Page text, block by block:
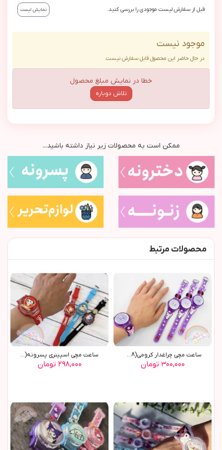
قبل از سفارش لیست موجودی را بررسی کنید. نمایش لیست
موجود نیست
در حال حاضر این محصول قابل سفارش نیست.
خطا در نمایش مبلغ محصول
تلاش دوباره
ممکن است به محصولات زیر نیاز داشته باشید...
محصولات مرتبط
ساعت مچي چراغدار کرومي(9638)
۳۰۰,۰۰۰ تومان
ساعت مچی اسپینری پسرونه(9095)
۲۹۸,۰۰۰ تومان